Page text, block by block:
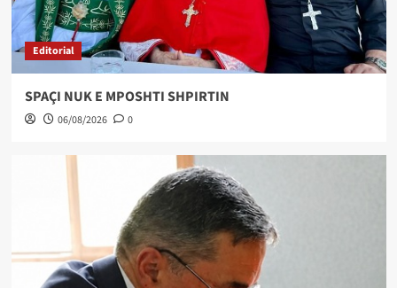
Editorial
SPAÇI NUK E MPOSHTI SHPIRTIN
06/08/2026 0